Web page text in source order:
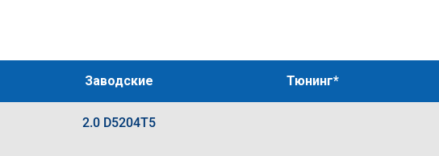
Заводские Тюнинг*
2.0 D5204T5